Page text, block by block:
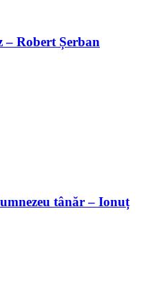
– Robert Șerban
tânăr – Ionuț